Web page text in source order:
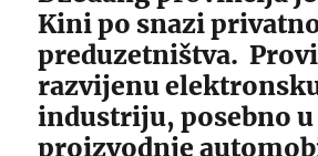
Kini po snazi
preduzetništva.
razvijenu
industriju, posebno
proizvodnje